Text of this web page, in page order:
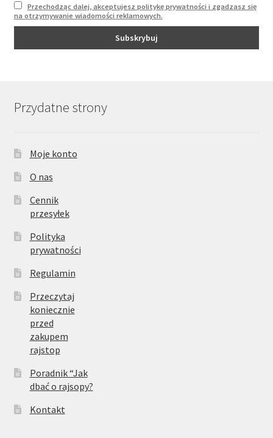
Przechodząc dalej, akceptujesz politykę prywatności i zgadzasz się
na otrzymywanie wiadomości reklamowych.
Przydatne strony
Moje konto
O nas
Cennik
przesyłek
Polityka
prywatności
Regulamin
Przeczytaj
koniecznie
przed
zakupem
rajstop
Poradnik “Jak
dbać o rajsopy?
Kontakt